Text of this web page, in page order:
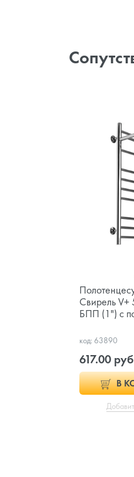
Свирель
БПП (1") с
код: 63890
617.00
В